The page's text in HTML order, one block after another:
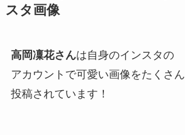
スタ画像
高岡凜花さんは自身のインスタの
アカウントで可愛い画像をたくさん
投稿されています！